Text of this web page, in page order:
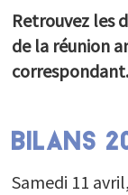
OBSERVATOIRE
Enquetes
Expositions
Retrouvez les
de la réunion
BILANS
Samedi 11